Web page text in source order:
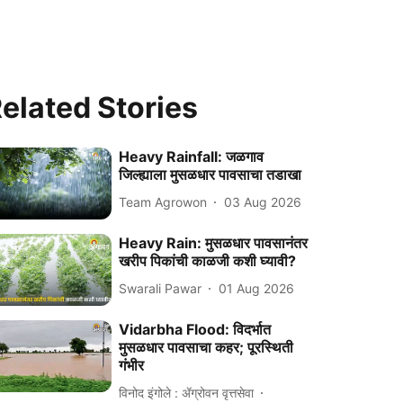
Stories
Heavy Rainfall: जळगाव
जिल्ह्याला मुसळधार पावसाचा तडाखा
Team Agrowon 03 Aug 2026
Heavy Rain: मुसळधार पावसानंतर
खरीप पिकांची काळजी कशी घ्यावी?
Swarali Pawar 01 Aug 2026
Vidarbha Flood: विदर्भात
मुसळधार पावसाचा कहर; पूरस्थिती
गंभीर
विनोद इंगोले : ॲग्रोवन वृत्तसेवा